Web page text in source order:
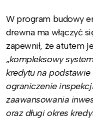
W program budowy
drewna ma włączyć
zapewnił, że atutem
„kompleksowy
kredytu na
ograniczenie
zaawansowania
oraz długi okres